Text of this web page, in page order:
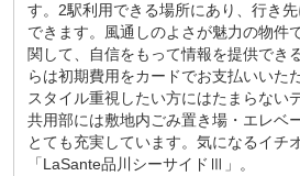
す。2駅利用できる場所にあり、行き
できます。風通しのよさが魅力の物件
関して、自信をもって情報を提供でき
らは初期費用をカードでお支払いいた
スタイル重視したい方にはたまらない
共用部には敷地内ごみ置き場・エレベ
とても充実しています。気になるイチ
「LaSante品川シーサイドⅢ」。